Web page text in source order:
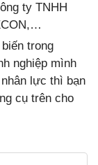
ty TNHH
trong
nghiệp mình
lực thì bạn
cụ trên cho